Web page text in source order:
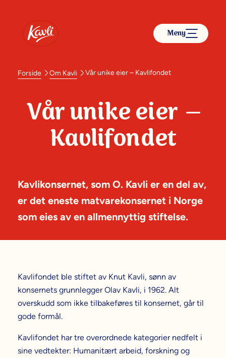
Meny
Forside Om Kavli Vår unike eier – Kavlifondet
Vår unike eier –
Kavlifondet
Kavlikonsernet, som O. Kavli er en del av,
er det eneste matvarekonsernet i Norge
som eies av en allmennyttig stiftelse.
Kavlifondet ble stiftet av Knut Kavli, sønn av
konsernets grunnlegger Olav Kavli, i 1962. Alt
overskudd som ikke tilbakeføres til konsernet, går til
gode formål.
Kavlifondet har tre overordnede kategorier nedfelt i
sine vedtekter: Humanitært arbeid, forskning og